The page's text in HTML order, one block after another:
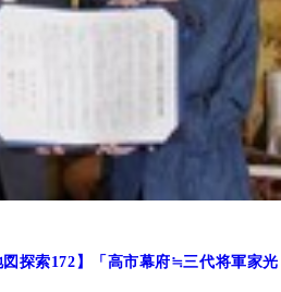
図探索172】「高市幕府≒三代将軍家光